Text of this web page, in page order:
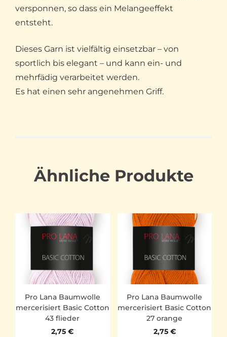
versponnen, so dass ein Melangeeffekt
entsteht.
Dieses Garn ist vielfältig einsetzbar – von
sportlich bis elegant – und kann ein- und
mehrfädig verarbeitet werden.
Es hat einen sehr angenehmen Griff.
Ähnliche Produkte
Pro Lana Baumwolle
mercerisiert Basic Cotton
43 flieder
2,75€
Pro Lana Baumwolle
mercerisiert Basic Cotton
27 orange
2,75 €